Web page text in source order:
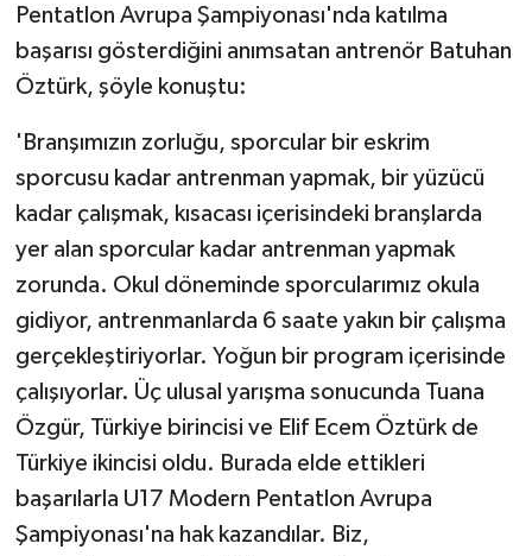
Pentatlon Avrupa Şampiyonası'nda katılma
başarısı gösterdiğini anımsatan antrenör Batuhan
Öztürk, şöyle konuştu:
'Branşımızın zorluğu, sporcular bir eskrim
sporcusu kadar antrenman yapmak, bir yüzücü
kadar çalışmak, kısacası içerisindeki branşlarda
yer alan sporcular kadar antrenman yapmak
zorunda. Okul döneminde sporcularımız okula
gidiyor, antrenmanlarda 6 saate yakın bir çalışma
gerçekleştiriyorlar. Yoğun bir program içerisinde
çalışıyorlar. Üç ulusal yarışma sonucunda Tuana
Özgür, Türkiye birincisi ve Elif Ecem Öztürk de
Türkiye ikincisi oldu. Burada elde ettikleri
başarılarla U17 Modern Pentatlon Avrupa
Şampiyonası'na hak kazandılar. Biz,